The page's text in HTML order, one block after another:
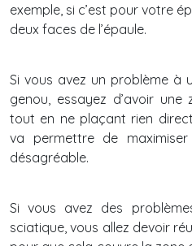
exemple, si c’est pour votre
deux faces de l’épaule.
Si vous avez un problème à
genou, essayez d’avoir une
tout en ne plaçant rien
va permettre de
désagréable.
Si vous avez des
sciatique, vous allez devoir